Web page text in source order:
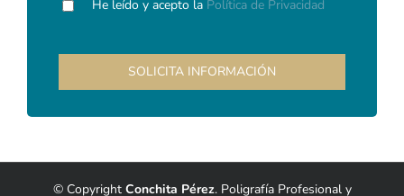
He leído y acepto la Política de Privacidad
© Copyright Conchita Pérez. Poligrafía Profesional y